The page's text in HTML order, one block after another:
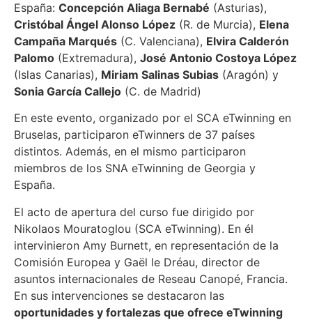
España: Concepción Aliaga Bernabé (Asturias),
Cristóbal Ángel Alonso López (R. de Murcia), Elena
Campaña Marqués (C. Valenciana), Elvira Calderón
Palomo (Extremadura), José Antonio Costoya López
(Islas Canarias), Miriam Salinas Subias (Aragón) y
Sonia García Callejo (C. de Madrid)
En este evento, organizado por el SCA eTwinning en
Bruselas, participaron eTwinners de 37 países
distintos. Además, en el mismo participaron
miembros de los SNA eTwinning de Georgia y
España.
El acto de apertura del curso fue dirigido por
Nikolaos Mouratoglou (SCA eTwinning). En él
intervinieron Amy Burnett, en representación de la
Comisión Europea y Gaël le Dréau, director de
asuntos internacionales de Reseau Canopé, Francia.
En sus intervenciones se destacaron las
oportunidades y fortalezas que ofrece eTwinning